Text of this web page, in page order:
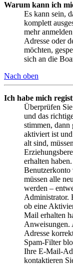
Warum kann ich
Es kann sein,
komplett
mehr
Adresse oder
möchten,
sich an die
Nach oben
Ich habe mich
Überprüfen
und das
stimmen,
aktiviert ist und
alt sind,
erhalten
müssen alle
werden –
Administrator.
ob eine
Mail erhalten
Anweisungen.
Adresse
Spam-Filter
Ihre E-Mail-
kontaktieren